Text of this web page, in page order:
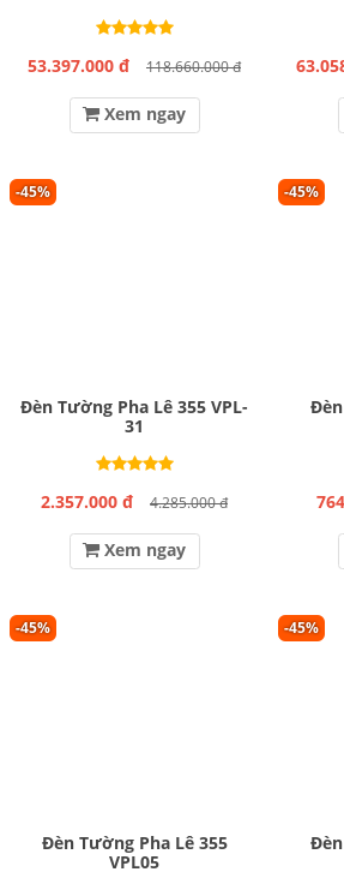
53.397.000 đ 118.660.000 đ
Xem ngay
-45%
Đèn Tường Pha Lê 355 VPL-
31
2.357.000 đ 4.285.000 đ
Xem ngay
-45%
-45%
Đèn Tường Pha Lê 355
VPL05
-45%